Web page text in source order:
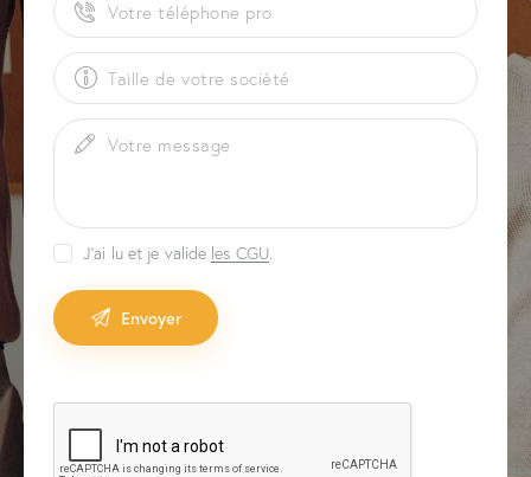
J'ai lu et je valide les CGU